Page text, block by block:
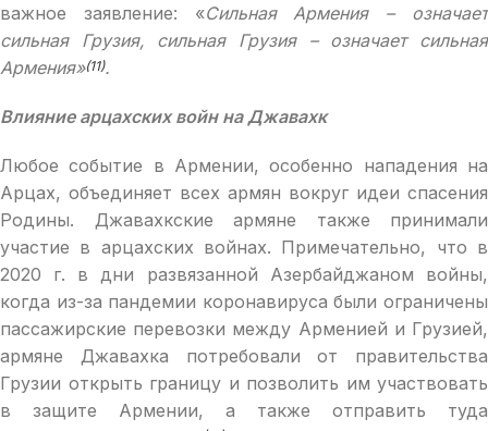
важное заявление: «Сильная Армения – означает
сильная Грузия, сильная Грузия – означает сильная
Армения»(11).
Влияние арцахских войн на Джавахк
Любое событие в Армении, особенно нападения на
Арцах, объединяет всех армян вокруг идеи спасения
Родины. Джавахкские армяне также принимали
участие в арцахских войнах. Примечательно, что в
2020 г. в дни развязанной Азербайджаном войны,
когда из-за пандемии коронавируса были ограничены
пассажирские перевозки между Арменией и Грузией,
армяне Джавахка потребовали от правительства
Грузии открыть границу и позволить им участвовать
в защите Армении, а также отправить туда